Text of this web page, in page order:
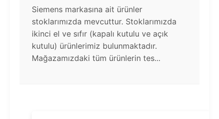
Siemens markasına ait ürünler
stoklarımızda mevcuttur. Stoklarımızda
ikinci el ve sıfır (kapalı kutulu ve açık
kutulu) ürünlerimiz bulunmaktadır.​
Mağazamızdaki tüm ürünlerin tes...